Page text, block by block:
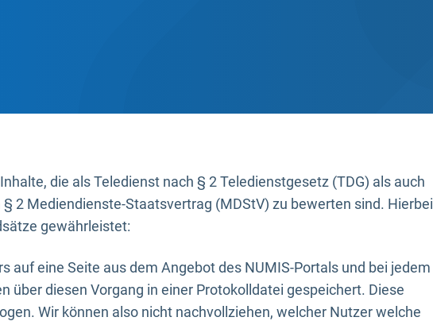
die als Teledienst nach § 2 Teledienstgesetz (TDG) als auch
2 Mediendienste-Staatsvertrag (MDStV) zu bewerten sind. Hierbei
gewährleistet:
auf eine Seite aus dem Angebot des NUMIS-Portals und bei jedem
über diesen Vorgang in einer Protokolldatei gespeichert. Diese
Wir können also nicht nachvollziehen, welcher Nutzer welche